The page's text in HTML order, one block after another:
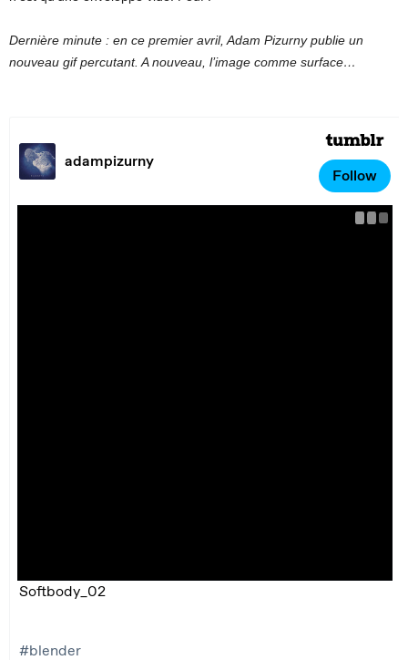
Dernière minute : en ce premier avril, Adam Pizurny publie un
nouveau gif percutant. A nouveau, l’image comme surface…